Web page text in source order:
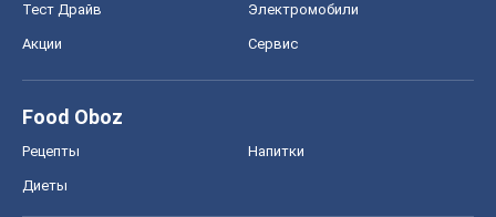
Тест Драйв Электромобили
Акции Сервис
Food Oboz
Рецепты Напитки
Диеты